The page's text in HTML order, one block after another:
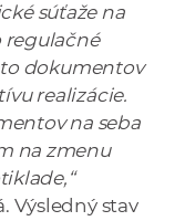
súťaže na
regulačné
dokumentov
realizácie.
na seba
na zmenu
Výsledný stav